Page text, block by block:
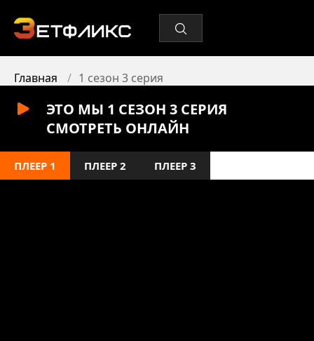
Главная 1 сезон 3 серия
ЭТО МЫ 1 СЕЗОН 3 СЕРИЯ
СМОТРЕТЬ ОНЛАЙН
ПЛЕЕР 1 ПЛЕЕР 2 ПЛЕЕР 3